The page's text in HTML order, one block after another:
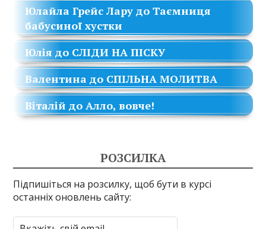
Юлайла Грейс Лару доТаємниця
бабусиної хустки
Юлія до СЛІДИ НА ПІСКУ
Валентина до СПІЛЬНА МОЛИТВА
Віталій до Алло, вовче!
РОЗСИЛКА
Підпишіться на розсилку, щоб бути в курсі
останніх оновлень сайту: